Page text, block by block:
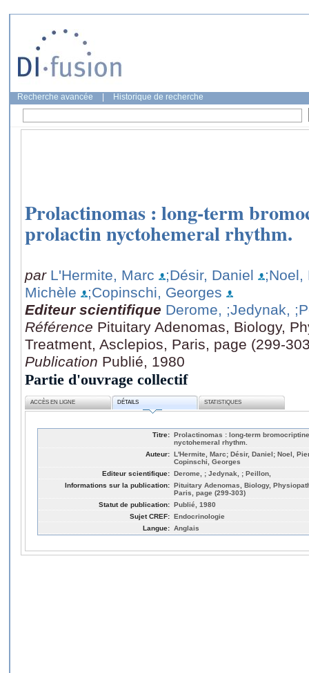
Recherche avancée Historique de recherche
Prolactinomas : long-term
prolactin nyctohemeral rhythm.
par L'Hermite, Marc ;Désir, Daniel
;Noel,
Michèle
;Copinschi, Georges
Editeur scientifique Derome, ;Jedynak,
Référence Pituitary Adenomas, Biology,
Treatment, Asclepios, Paris, page (299-
Publication Publié, 1980
Partie d'ouvrage collectif
ACCÈS EN LIGNE DÉTAILS STATISTIQUES
Titre: Prolactinomas : long-term
nyctohemeral rhythm.
Auteur: L'Hermite, Marc; Désir, Daniel; Noel,
Copinschi, Georges
Editeur scientifique: Derome, ; Jedynak, ; Peillon,
Informations sur la publication: Pituitary Adenomas, Biology,
Paris, page (299-303)
Statut de publication: Publié, 1980
Sujet CREF: Endocrinologie
Langue: Anglais